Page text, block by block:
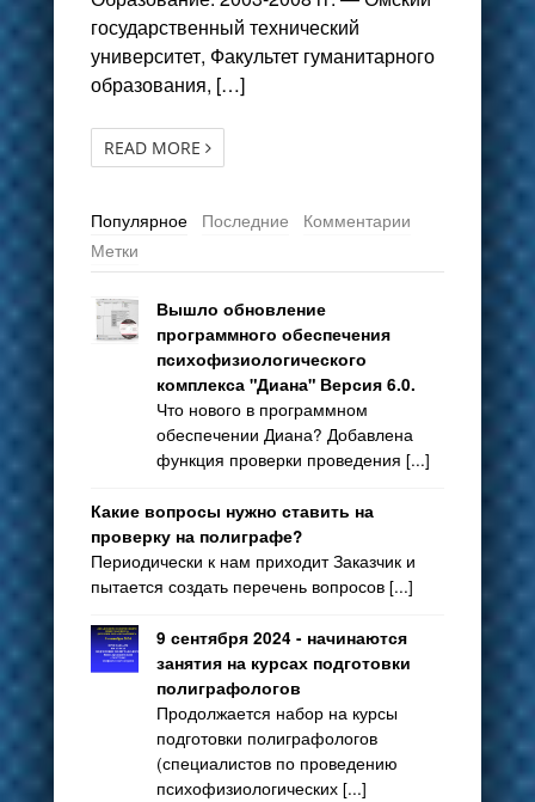
государственный технический
университет, Факультет гуманитарного
образования, […]
READ MORE
Популярное Последние
Комментарии
Метки
Вышло обновление
программного обеспечения
психофизиологического
комплекса "Диана" Версия 6.0.
Что нового в программном
обеспечении Диана? Добавлена
функция проверки проведения [...]
Какие вопросы нужно ставить на
проверку на полиграфе?
Периодически к нам приходит Заказчик и
пытается создать перечень вопросов [...]
9 сентября 2024 - начинаются
занятия на курсах подготовки
полиграфологов
Продолжается набор на курсы
подготовки полиграфологов
(специалистов по проведению
психофизиологических [...]